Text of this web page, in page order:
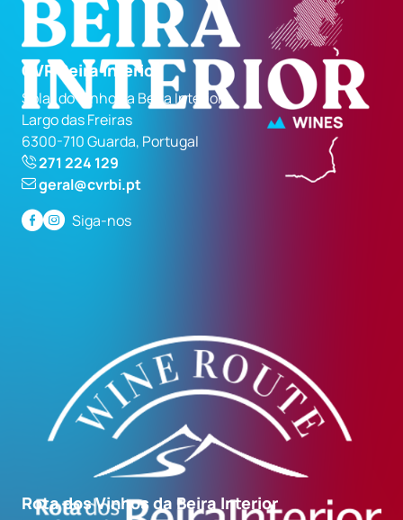
CVR Beira Interior
Solar do Vinho da Beira Interior
Largo das Freiras
6300-710 Guarda, Portugal
271 224 129
geral@cvrbi.pt
Siga-nos
Rota dos Vinhos da Beira Interior